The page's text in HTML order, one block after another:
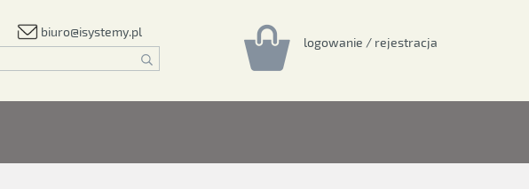
biuro@isystemy.pl
logowanie / rejestracja